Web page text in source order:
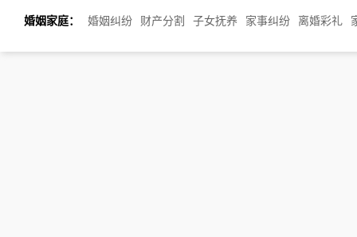
婚姻家庭： 婚姻纠纷 财产分割 子女抚养 家事纠纷 离婚彩礼